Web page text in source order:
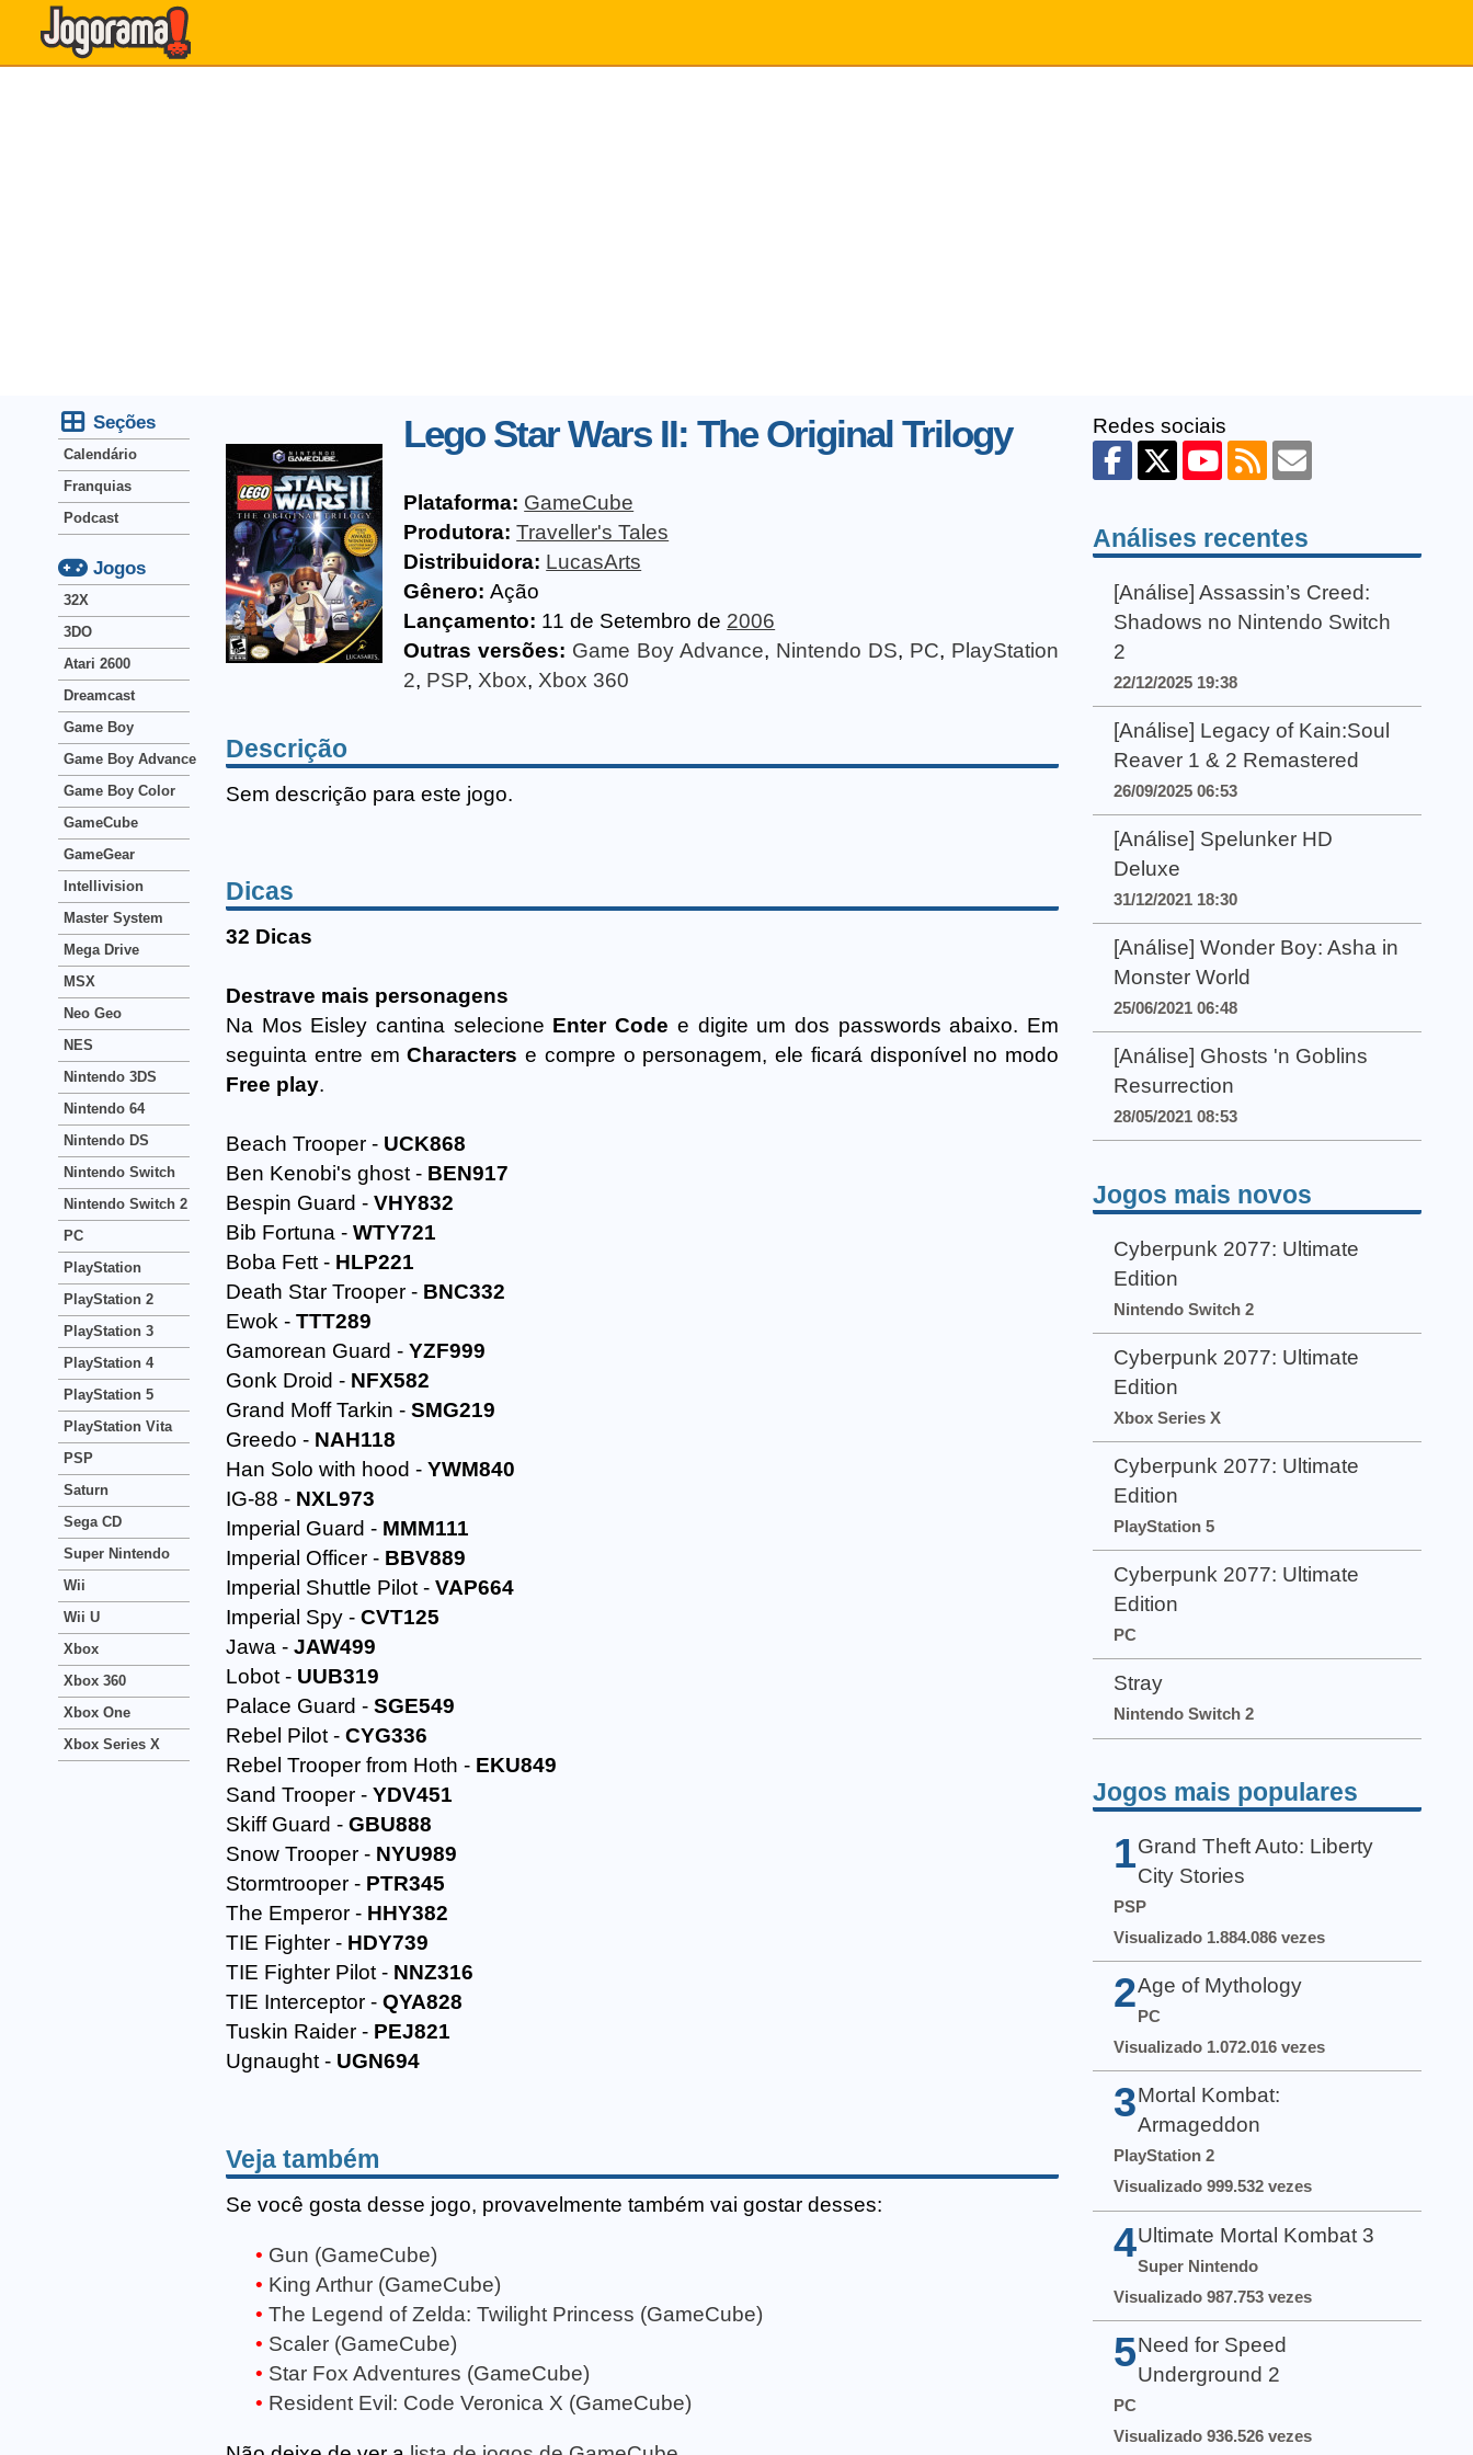
Lego Star Wars II: The Original Trilogy
Plataforma: GameCube
Produtora: Traveller's Tales
Distribuidora: LucasArts
Gênero: Ação
Lançamento: 11 de Setembro de 2006
Outras versões: Game Boy Advance, Nintendo DS, PC, PlayStation
2, PSP, Xbox, Xbox 360
Descrição
Sem descrição para este jogo.
Dicas
32 Dicas
Destrave mais personagens
Na Mos Eisley cantina selecione Enter Code e digite um dos passwords abaixo. Em
seguinta entre emCharacters e compre o personagem, ele ficará disponível no modo
Free play.
Beach Trooper - UCK868
Ben Kenobi's ghost - BEN917
Bespin Guard - VHY832
Bib Fortuna - WTY721
Boba Fett - HLP221
Death Star Trooper - BNC332
Ewok - TTT289
Gamorean Guard - YZF999
Gonk Droid - NFX582
Grand Moff Tarkin - SMG219
Greedo - NAH118
Han Solo with hood - YWM840
IG-88 - NXL973
Imperial Guard - MMM111
Imperial Officer - BBV889
Imperial Shuttle Pilot - VAP664
Imperial Spy - CVT125
Jawa - JAW499
Lobot - UUB319
Palace Guard - SGE549
Rebel Pilot - CYG336
Rebel Trooper from Hoth - EKU849
Sand Trooper - YDV451
Skiff Guard - GBU888
Snow Trooper - NYU989
Stormtrooper - PTR345
The Emperor - HHY382
TIE Fighter - HDY739
TIE Fighter Pilot - NNZ316
TIE Interceptor - QYA828
Tuskin Raider - PEJ821
Ugnaught - UGN694
Veja também
Se você gosta desse jogo, provavelmente também vai gostar desses:
Gun (GameCube)
King Arthur (GameCube)
The Legend of Zelda: Twilight Princess (GameCube)
Scaler (GameCube)
Star Fox Adventures (GameCube)
Resident Evil: Code Veronica X (GameCube)
Seções
Calendário
Franquias
Podcast
Jogos
32X
3DO
Atari 2600
Dreamcast
Game Boy
Game Boy Advance
Game Boy Color
GameCube
GameGear
Intellivision
Master System
Mega Drive
MSX
Neo Geo
NES
Nintendo 3DS
Nintendo 64
Nintendo DS
Nintendo Switch
Nintendo Switch 2
PC
PlayStation
PlayStation 2
PlayStation 3
PlayStation 4
PlayStation 5
PlayStation Vita
PSP
Saturn
Sega CD
Super Nintendo
Wii
Wii U
Xbox
Xbox 360
Xbox One
Xbox Series X
Redes sociais
Análises recentes
[Análise] Assassin’s Creed:
Shadows no Nintendo Switch
2
22/12/2025 19:38
[Análise] Legacy of Kain:Soul
Reaver 1 & 2 Remastered
26/09/2025 06:53
[Análise] Spelunker HD
Deluxe
31/12/2021 18:30
[Análise] Wonder Boy: Asha in
Monster World
25/06/2021 06:48
[Análise] Ghosts 'n Goblins
Resurrection
28/05/2021 08:53
Jogos mais novos
Cyberpunk 2077: Ultimate
Edition
Nintendo Switch 2
Cyberpunk 2077: Ultimate
Edition
Xbox Series X
Cyberpunk 2077: Ultimate
Edition
PlayStation 5
Cyberpunk 2077: Ultimate
Edition
PC
Stray
Nintendo Switch 2
Jogos mais populares
1 Grand Theft Auto: Liberty
City Stories
PSP
Visualizado 1.884.086 vezes
2Age of Mythology
PC
Visualizado 1.072.016 vezes
3 Mortal Kombat:
Armageddon
PlayStation 2
Visualizado 999.532 vezes
4 Ultimate Mortal Kombat 3
Super Nintendo
Visualizado 987.753 vezes
5 Need for Speed
Underground 2
PC
Visualizado 936.526 vezes